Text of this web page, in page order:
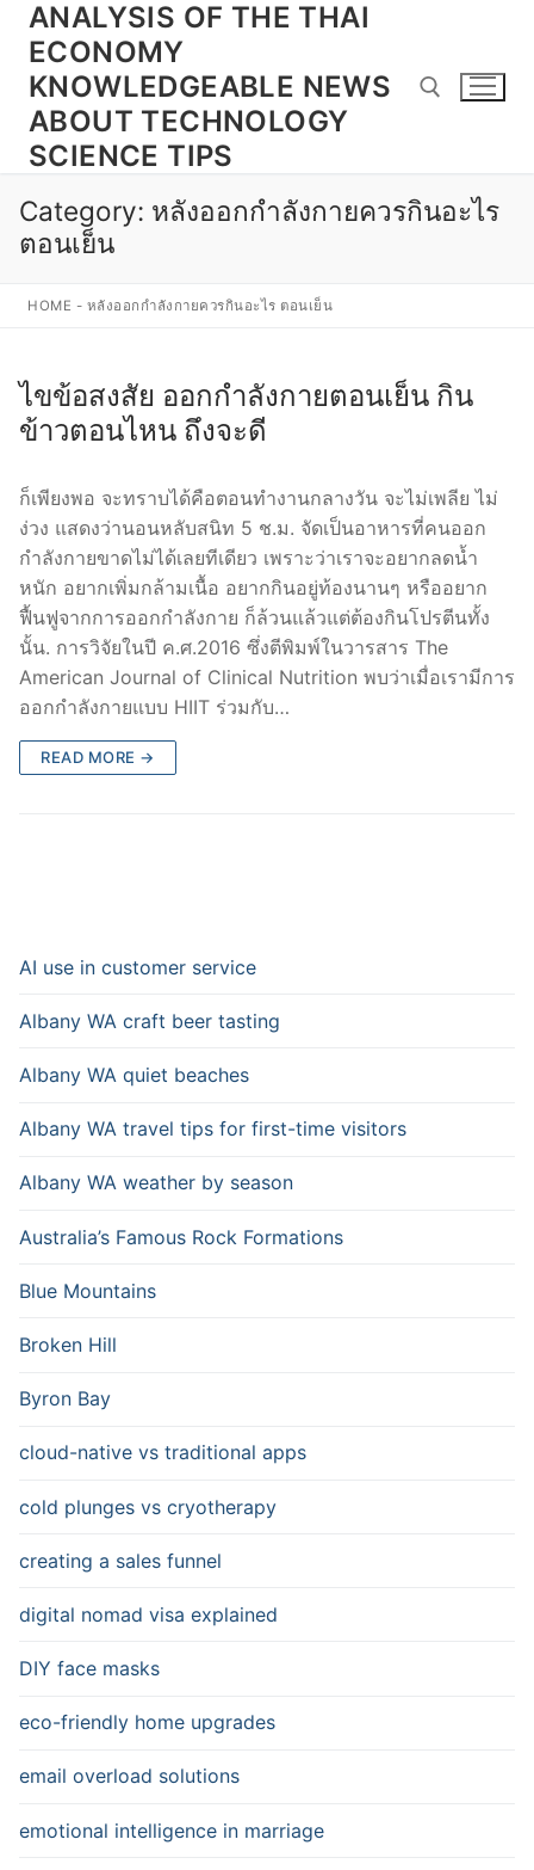
Skip
content
ANALYSIS OF THE THAI
ECONOMY
KNOWLEDGEABLE NEWS
ABOUT TECHNOLOGY
SCIENCE TIPS
Category: หลังออกกําลังกายควรกินอะไร
ตอนเย็น
HOME - หลังออกกําลังกายควรกินอะไร ตอนเย็น
ไขข้อสงสัย ออกกําลังกายตอนเย็น กิน
ข้าวตอนไหน ถึงจะดี
ก็เพียงพอ จะทราบได้คือตอนทำงานกลางวัน จะไม่เพลีย ไม่
ง่วง แสดงว่านอนหลับสนิท 5 ช.ม. จัดเป็นอาหารที่คนออก
กำลังกายขาดไม่ได้เลยทีเดียว เพราะว่าเราจะอยากลดน้ำ
หนัก อยากเพิ่มกล้ามเนื้อ อยากกินอยู่ท้องนานๆ หรืออยาก
ฟื้นฟูจากการออกกำลังกาย ก็ล้วนแล้วแต่ต้องกินโปรตีนทั้ง
นั้น. การวิจัยในปี ค.ศ.2016 ซึ่งตีพิมพ์ในวารสาร The
American Journal of Clinical Nutrition พบว่าเมื่อเรามีการ
ออกกำลังกายแบบ HIIT ร่วมกับ…
READ MORE →
AI use in customer service
Albany WA craft beer tasting
Albany WA quiet beaches
Albany WA travel tips for first-time visitors
Albany WA weather by season
Australia’s Famous Rock Formations
Blue Mountains
Broken Hill
Byron Bay
cloud-native vs traditional apps
cold plunges vs cryotherapy
creating a sales funnel
digital nomad visa explained
DIY face masks
eco-friendly home upgrades
email overload solutions
emotional intelligence in marriage